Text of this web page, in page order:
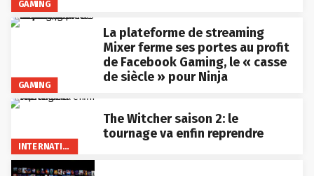
GAMING
GAMING
La plateforme de streaming
Mixer ferme ses portes au profit
de Facebook Gaming, le « casse
de siècle » pour Ninja
INTERNATIONAL
The Witcher saison 2: le
tournage va enfin reprendre